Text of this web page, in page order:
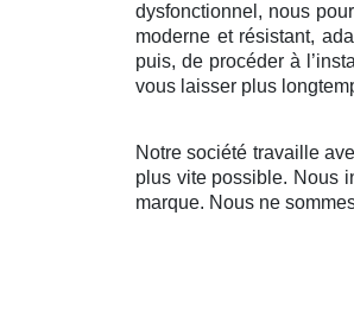
dysfonctionnel, nous
moderne et résistant,
puis, de procéder à
vous laisser plus
Notre société travaille
plus vite possible. Nous
marque. Nous ne